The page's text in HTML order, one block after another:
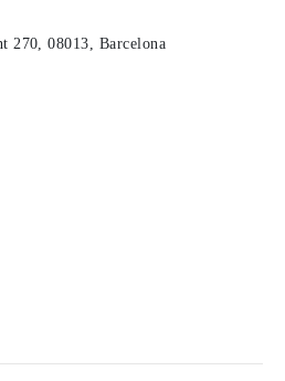
270, 08013, Barcelona